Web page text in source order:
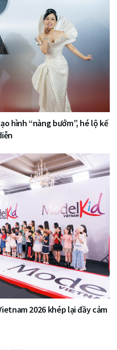
hình “nàng bướm”, hé lộ kế
2026 khép lại đầy cảm